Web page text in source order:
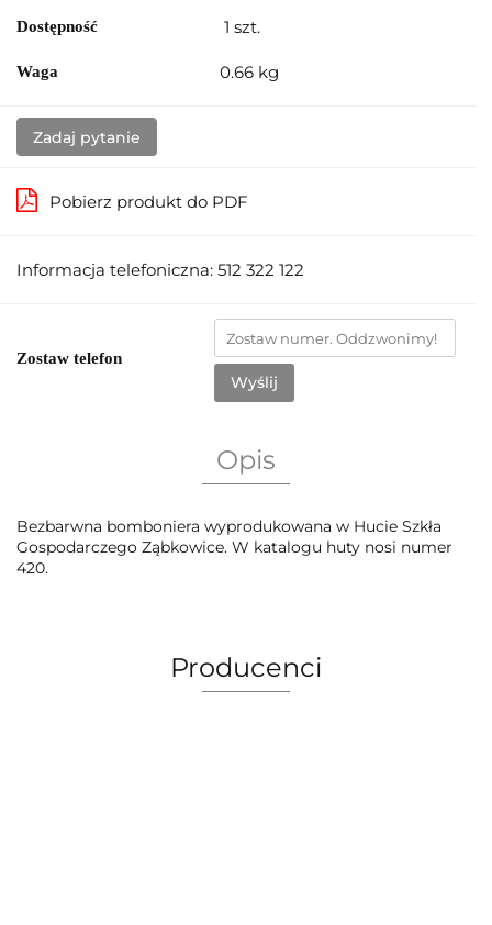
Dostępność 1 szt.
Waga 0.66 kg
Zadaj pytanie
Pobierz produkt do PDF
Informacja telefoniczna: 512 322 122
Zostaw telefon
Wyślij
Opis
Bezbarwna bomboniera wyprodukowana w Hucie Szkła
Gospodarczego Ząbkowice. W katalogu huty nosi numer
420.
Producenci